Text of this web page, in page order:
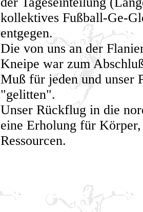
kollektives Fußball-Ge-
entgegen.
Die von uns an der
Kneipe war zum
Muß für jeden und unser
"gelitten".
Unser Rückflug in die
eine Erholung für
Ressourcen.